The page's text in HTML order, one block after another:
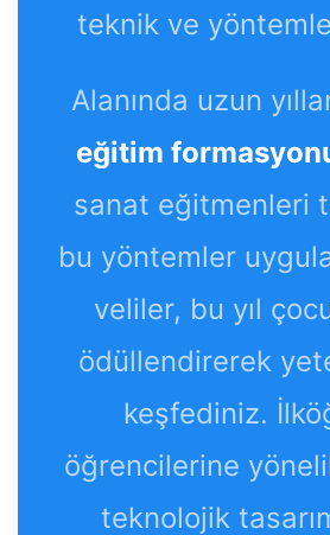
teknik ve
Alanında uzun
eğitim
sanat eğitmenleri
bu yöntemler
veliler, bu yıl
ödüllendirerek
keşfediniz.
öğrencilerine
teknolojik